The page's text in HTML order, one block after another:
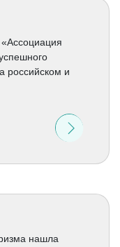
российском и
нашла